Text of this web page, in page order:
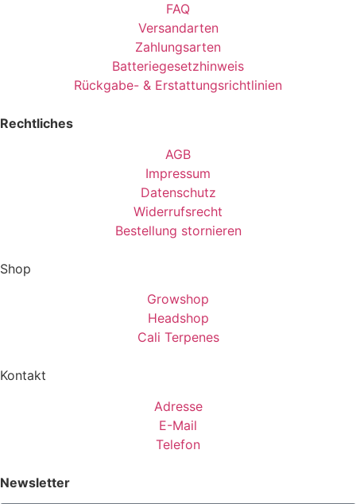
FAQ
Versandarten
Zahlungsarten
Batteriegesetzhinweis
Rückgabe- & Erstattungsrichtlinien
Rechtliches
AGB
Impressum
Datenschutz
Widerrufsrecht
Bestellung stornieren
Shop
Growshop
Headshop
Cali Terpenes
Kontakt
Adresse
E-Mail
Telefon
Newsletter